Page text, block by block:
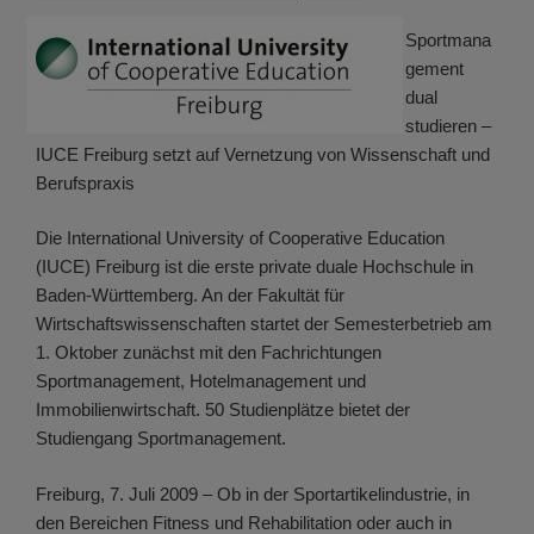
Sportmana
gement
dual
studieren –
IUCE Freiburg setzt auf Vernetzung von Wissenschaft und
Berufspraxis
Die International University of Cooperative Education
(IUCE) Freiburg ist die erste private duale Hochschule in
Baden-Württemberg. An der Fakultät für
Wirtschaftswissenschaften startet der Semesterbetrieb am
1. Oktober zunächst mit den Fachrichtungen
Sportmanagement, Hotelmanagement und
Immobilienwirtschaft. 50 Studienplätze bietet der
Studiengang Sportmanagement.
Freiburg, 7. Juli 2009 – Ob in der Sportartikelindustrie, in
den Bereichen Fitness und Rehabilitation oder auch in